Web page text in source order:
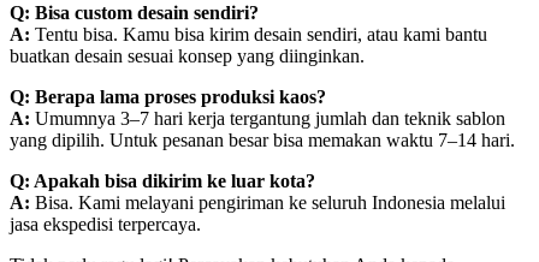
Q: Bisa custom desain sendiri?
A: Tentu bisa. Kamu bisa kirim desain sendiri, atau kami bantu
buatkan desain sesuai konsep yang diinginkan.
Q: Berapa lama proses produksi kaos?
A: Umumnya 3–7 hari kerja tergantung jumlah dan teknik sablon
yang dipilih. Untuk pesanan besar bisa memakan waktu 7–14 hari.
Q: Apakah bisa dikirim ke luar kota?
A: Bisa. Kami melayani pengiriman ke seluruh Indonesia melalui
jasa ekspedisi terpercaya.